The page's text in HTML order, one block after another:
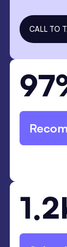
CALL TO
9
9
7
7
1
1.2